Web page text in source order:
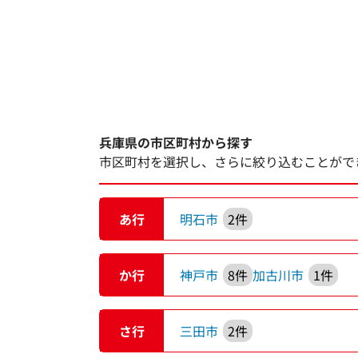
兵庫県の市区町村から探す
市区町村を選択し、さらに絞り込むことが
あ行 明石市 2件
か行 神戸市 8件 加古川市 1件
さ行 三田市 2件